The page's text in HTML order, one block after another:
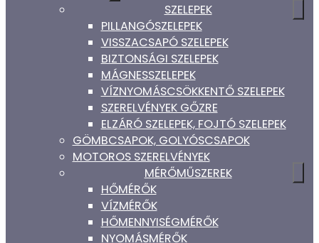
SZELEPEK
PILLANGÓSZELEPEK
VISSZACSAPÓ SZELEPEK
BIZTONSÁGI SZELEPEK
MÁGNESSZELEPEK
VÍZNYOMÁSCSÖKKENTŐ SZELEPEK
SZERELVÉNYEK GŐZRE
ELZÁRÓ SZELEPEK, FOJTÓ SZELEPEK
GÖMBCSAPOK, GOLYÓSCSAPOK
MOTOROS SZERELVÉNYEK
MÉRŐMŰSZEREK
HŐMÉRŐK
VÍZMÉRŐK
HŐMENNYISÉGMÉRŐK
NYOMÁSMÉRŐK